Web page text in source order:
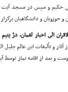
حکیم و سپس در مسجد آیت
حوزویان و دانشگاهیان
الى اخبار لقمان، درّ یتیم
آثار و تألیفات این عالم
در تاریخ 1/11/82 به لقاءالله